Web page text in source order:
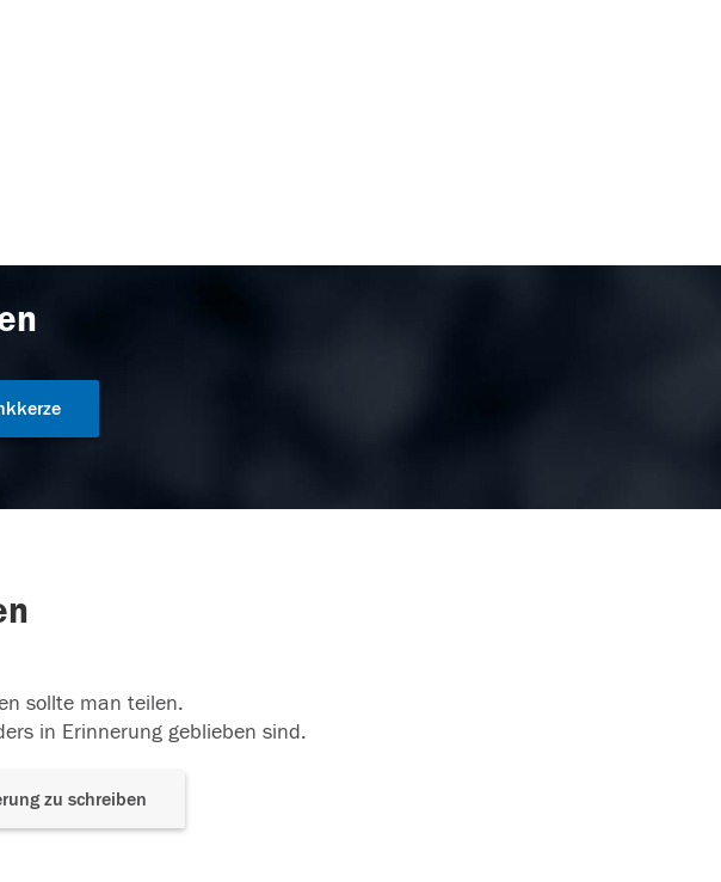
sollte man teilen.
in Erinnerung geblieben sind.
zu schreiben